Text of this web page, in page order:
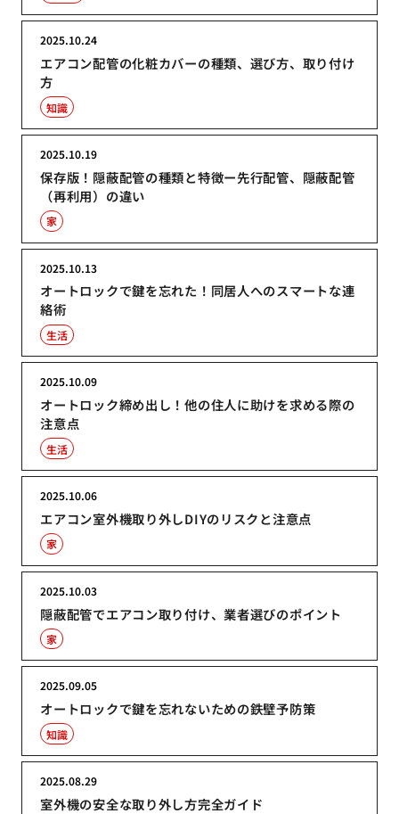
エアコン配管の化粧カバーの種類、選び方、取り付け
方
2025.10.24
知識
保存版！隠蔽配管の種類と特徴ー先行配管、隠蔽配管
（再利用）の違い
2025.10.19
家
オートロックで鍵を忘れた！同居人へのスマートな連
絡術
2025.10.13
生活
オートロック締め出し！他の住人に助けを求める際の
注意点
2025.10.09
生活
エアコン室外機取り外しDIYのリスクと注意点
2025.10.06
家
隠蔽配管でエアコン取り付け、業者選びのポイント
2025.10.03
家
オートロックで鍵を忘れないための鉄壁予防策
2025.09.05
知識
室外機の安全な取り外し方完全ガイド
2025.08.29